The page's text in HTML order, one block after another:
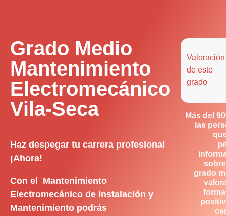
Grado Medio
Mantenimiento
Electromecánico
Vila-Seca
Haz despegar tu carrera profesional
¡Ahora!
Con el Mantenimiento
Electromecánico de Instalación y
Mantenimiento podrás
Valoración
de este
grado
Más del
las
grado